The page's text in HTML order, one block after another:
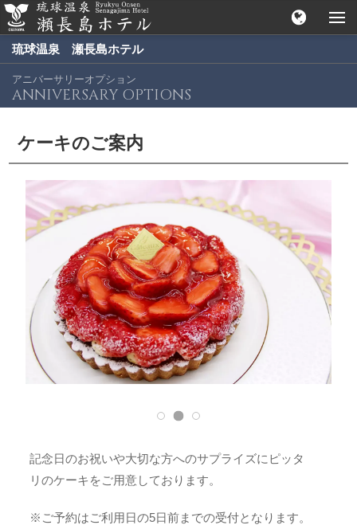
琉球温泉 瀬長島ホテル
アニバーサリーオプション
ANNIVERSARY OPTIONS
ケーキのご案内
記念日のお祝いや大切な方へのサプライズにピッタ
リのケーキをご用意しております。
※ご予約はご利用日の5日前までの受付となります。